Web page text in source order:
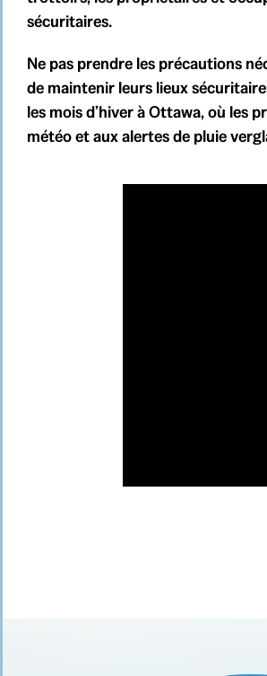
sécuritaires.
Ne pas prendre les précautions
de maintenir leurs lieux
les mois d’hiver à Ottawa, où les
météo et aux alertes de pluie